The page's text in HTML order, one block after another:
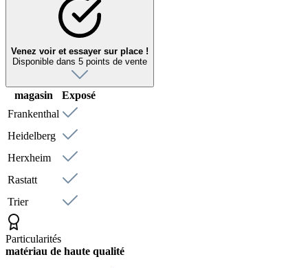
Venez voir et essayer sur place !
Disponible dans 5 points de vente
magasin
Exposé
Frankenthal
Heidelberg
Herxheim
Rastatt
Trier
Particularités
matériau de haute qualité